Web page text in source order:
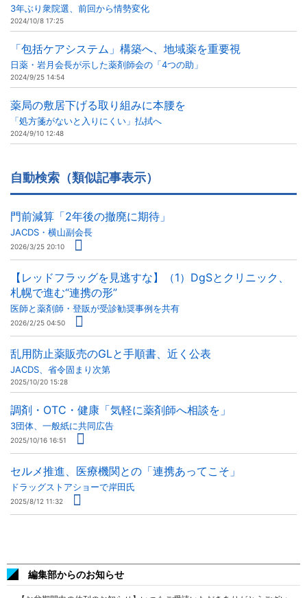
3年ぶり衆院選、前回から情勢変化
2024/10/8 17:25
「包括ケアシステム」構築へ、地域薬を重要視
日薬・岩月会長が示した薬剤師会の「4つの助」
2024/9/25 14:54
薬局の敷居下げる取り組みに本腰を
「処方箋がないと入りにくい」払拭へ
2024/9/10 12:48
自動検索（類似記事表示）
門前減算「2年後の撤廃に期待」
JACDS・横山副会長
2026/3/25 20:10
【レッドフラッグを見逃すな】（1）DgSとクリニック、
札幌で進む“連携の形”
医師と薬剤師・登販が受診勧奨事例を共有
2026/2/25 04:50
乱用防止薬販売のGLと手順書、近く公表
JACDS、省令固まり次第
2025/10/20 15:28
調剤・OTC・健康「気軽に薬剤師へ相談を」
3団体、一般紙に共同広告
2025/10/16 16:51
セルメ推進、医療機関との「連携あってこそ」
ドラッグストアショーで岸田氏
2025/8/12 11:32
編集部からのお知らせ